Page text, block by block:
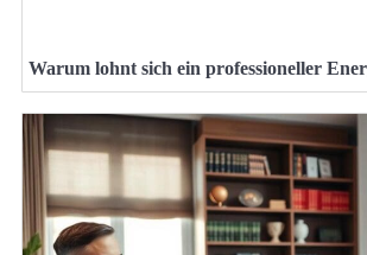
Warum lohnt sich ein professioneller